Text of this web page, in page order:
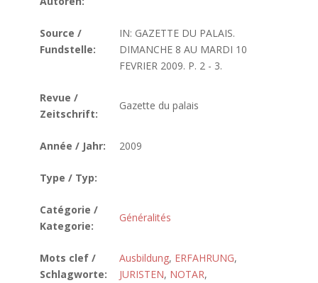
Source /
Fundstelle:
IN: GAZETTE DU PALAIS.
DIMANCHE 8 AU MARDI 10
FEVRIER 2009. P. 2 - 3.
Revue /
Zeitschrift:
Gazette du palais
Année / Jahr: 2009
Type / Typ:
Catégorie /
Kategorie:
Généralités
Mots clef /
Schlagworte:
Ausbildung, ERFAHRUNG,
JURISTEN, NOTAR,